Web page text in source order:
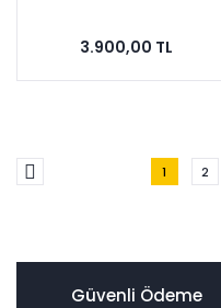
3.900,00 TL
1 2
Güvenli Ödeme